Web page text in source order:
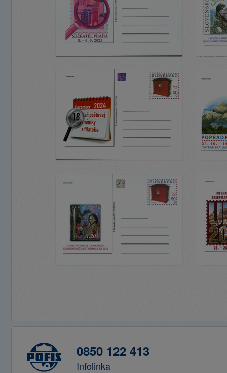
0850 122 413
Infolinka